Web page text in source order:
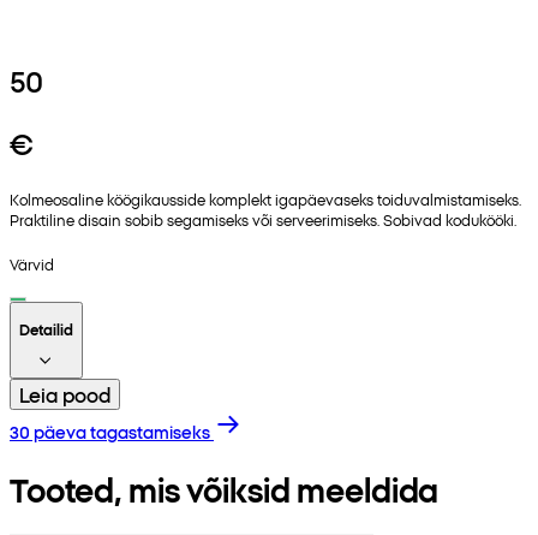
50
€
Kolmeosaline köögikausside komplekt igapäevaseks toiduvalmistamiseks.
Praktiline disain sobib segamiseks või serveerimiseks. Sobivad kodukööki.
Värvid
Detailid
Leia pood
30 päeva tagastamiseks
Tooted, mis võiksid meeldida